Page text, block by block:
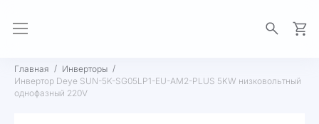
Главная
Инверторы
Инвертор Deye SUN-5K-SG05LP1-EU-AM2-PLUS 5KW низковольтный
однофазный 220V